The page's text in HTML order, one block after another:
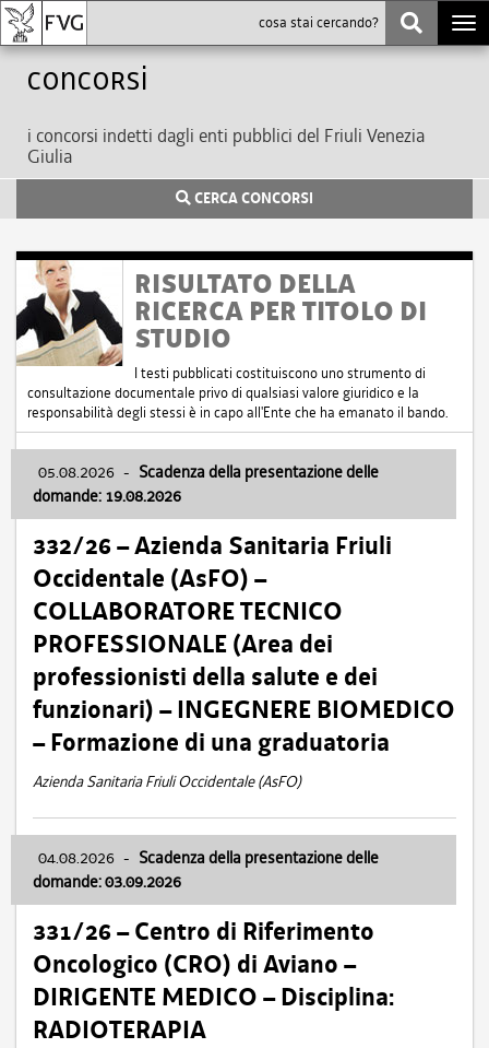
Concorsi
i concorsi indetti dagli enti pubblici del Friuli Venezia
Giulia
CERCA CONCORSI
RISULTATO DELLA
RICERCA PER TITOLO DI
STUDIO
I testi pubblicati costituiscono uno strumento di
consultazione documentale privo di qualsiasi valore giuridico e la
responsabilità degli stessi è in capo all'Ente che ha emanato il bando.
05.08.2026 - Scadenza della presentazione delle
domande: 19.08.2026
332/26 – Azienda Sanitaria Friuli
Occidentale (AsFO) –
COLLABORATORE TECNICO
PROFESSIONALE (Area dei
professionisti della salute e dei
funzionari) – INGEGNERE BIOMEDICO
– Formazione di una graduatoria
Azienda Sanitaria Friuli Occidentale (AsFO)
04.08.2026 - Scadenza della presentazione delle
domande: 03.09.2026
331/26 – Centro di Riferimento
Oncologico (CRO) di Aviano –
DIRIGENTE MEDICO – Disciplina:
RADIOTERAPIA